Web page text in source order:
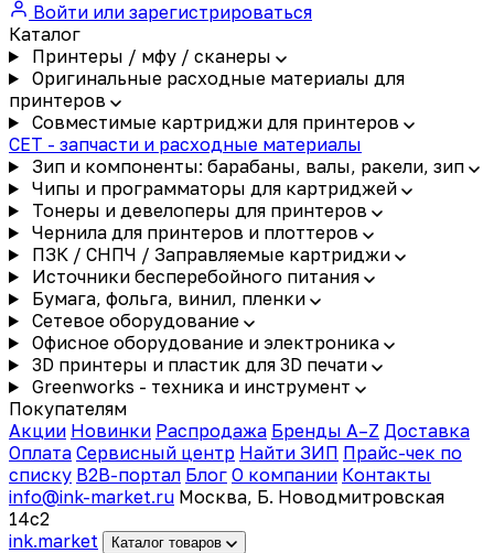
Войти или зарегистрироваться
Каталог
Принтеры / мфу / сканеры
Оригинальные расходные материалы для
принтеров
Совместимые картриджи для принтеров
CET - запчасти и расходные материалы
Зип и компоненты: барабаны, валы, ракели, зип
Чипы и программаторы для картриджей
Тонеры и девелоперы для принтеров
Чернила для принтеров и плоттеров
ПЗК / СНПЧ / Заправляемые картриджи
Источники бесперебойного питания
Бумага, фольга, винил, пленки
Сетевое оборудование
Офисное оборудование и электроника
3D принтеры и пластик для 3D печати
Greenworks - техника и инструмент
Покупателям
Акции Новинки Распродажа Бренды A–Z Доставка
Оплата Сервисный центр Найти ЗИП Прайс-чек по
списку B2B-портал Блог О компании Контакты
info@ink-market.ru Москва, Б. Новодмитровская
14с2
ink.market Каталог товаров